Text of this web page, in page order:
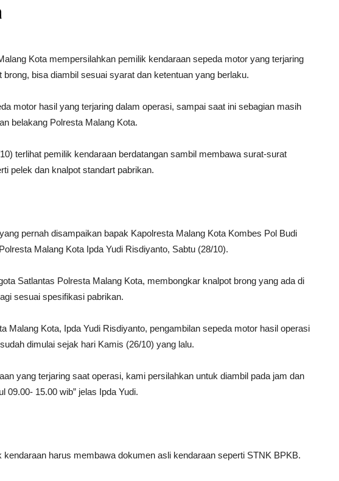
Kota mempersilahkan pemilik kendaraan sepeda motor yang terjaring
brong, bisa diambil sesuai syarat dan ketentuan yang berlaku.
motor hasil yang terjaring dalam operasi, sampai saat ini sebagian masih
belakang Polresta Malang Kota.
terlihat pemilik kendaraan berdatangan sambil membawa surat-surat
pelek dan knalpot standart pabrikan.
pernah disampaikan bapak Kapolresta Malang Kota Kombes Pol Budi
Malang Kota Ipda Yudi Risdiyanto, Sabtu (28/10).
Satlantas Polresta Malang Kota, membongkar knalpot brong yang ada di
sesuai spesifikasi pabrikan.
Malang Kota, Ipda Yudi Risdiyanto, pengambilan sepeda motor hasil operasi
dimulai sejak hari Kamis (26/10) yang lalu.
yang terjaring saat operasi, kami persilahkan untuk diambil pada jam dan
09.00- 15.00 wib” jelas Ipda Yudi.
kendaraan harus membawa dokumen asli kendaraan seperti STNK BPKB.